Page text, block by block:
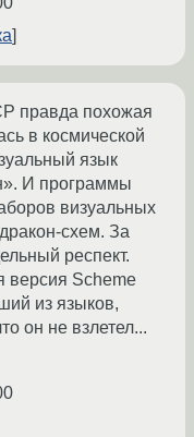
правда похожая
в космической
язык
И программы
визуальных
схем. За
респект.
версия Scheme
из языков,
он не взлетел...